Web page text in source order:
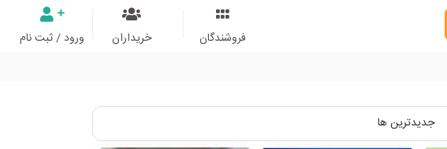
ورود / ثبت نام خریداران
فروشندگان
جدیدترین ها